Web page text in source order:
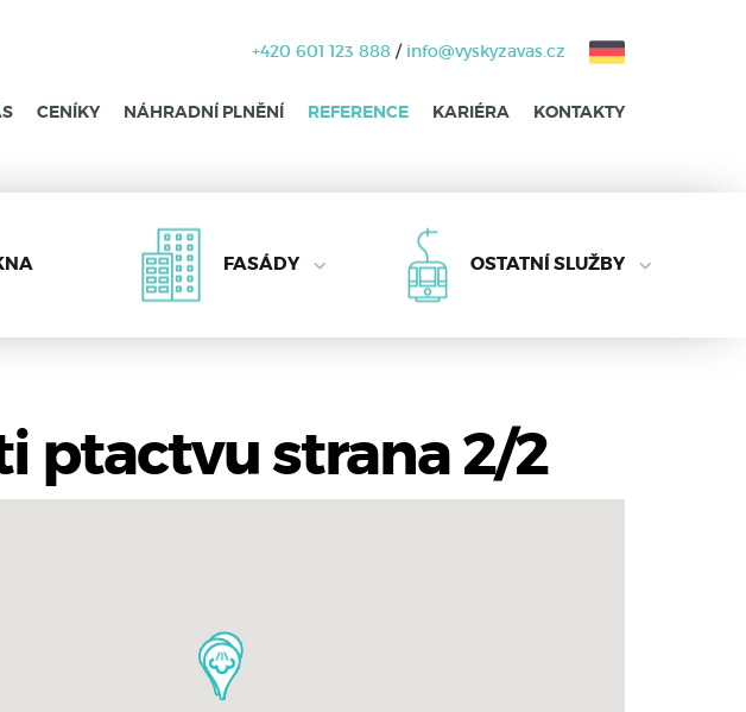
+420 601 123 888 / info@vyskyzavas.cz
CENÍKY NÁHRADNÍ PLNĚNÍ REFERENCE KARIÉRA KONTAKTY
FASÁDY OSTATNÍ SLUŽBY
ptactvu strana 2/2